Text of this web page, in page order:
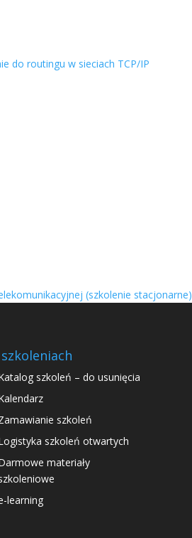
do routingu w sieciach TCP/IP
(szkolenie stacjonarne)
szkoleń – do usunięcia
szkoleń
szkoleń otwartych
materiały
learning